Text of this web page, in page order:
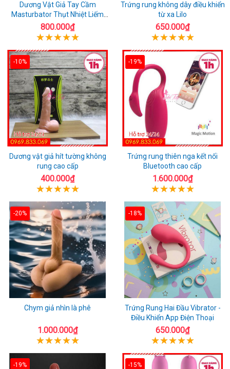
Dương Vật Giả Tay Cầm
Masturbator Thụt Nhiệt Liếm
Rung
800.000₫
Trứng rung không dây điều khiển
từ xa Lilo
650.000₫
-10%
Dương vật giả hít tường không
rung cao cấp
400.000₫
-19%
Trứng rung thiên nga kết nối
Bluetooth cao cấp
1.600.000₫
-20%
Chym giả nhìn là phê
1.000.000₫
-18%
Trứng Rung Hai Đầu Vibrator -
Điều Khiển App Điện Thoại
650.000₫
-19% -15%